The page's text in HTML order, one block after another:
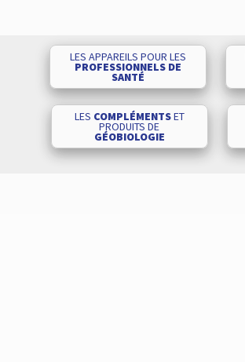
LES APPAREILS POUR LES
PROFESSIONNELS DE
SANTÉ
LES COMPLÉMENTSET
PRODUITS DE
GÉOBIOLOGIE